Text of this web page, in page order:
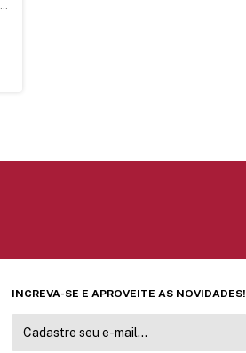
INCREVA-SE E APROVEITE AS NOVIDADES!